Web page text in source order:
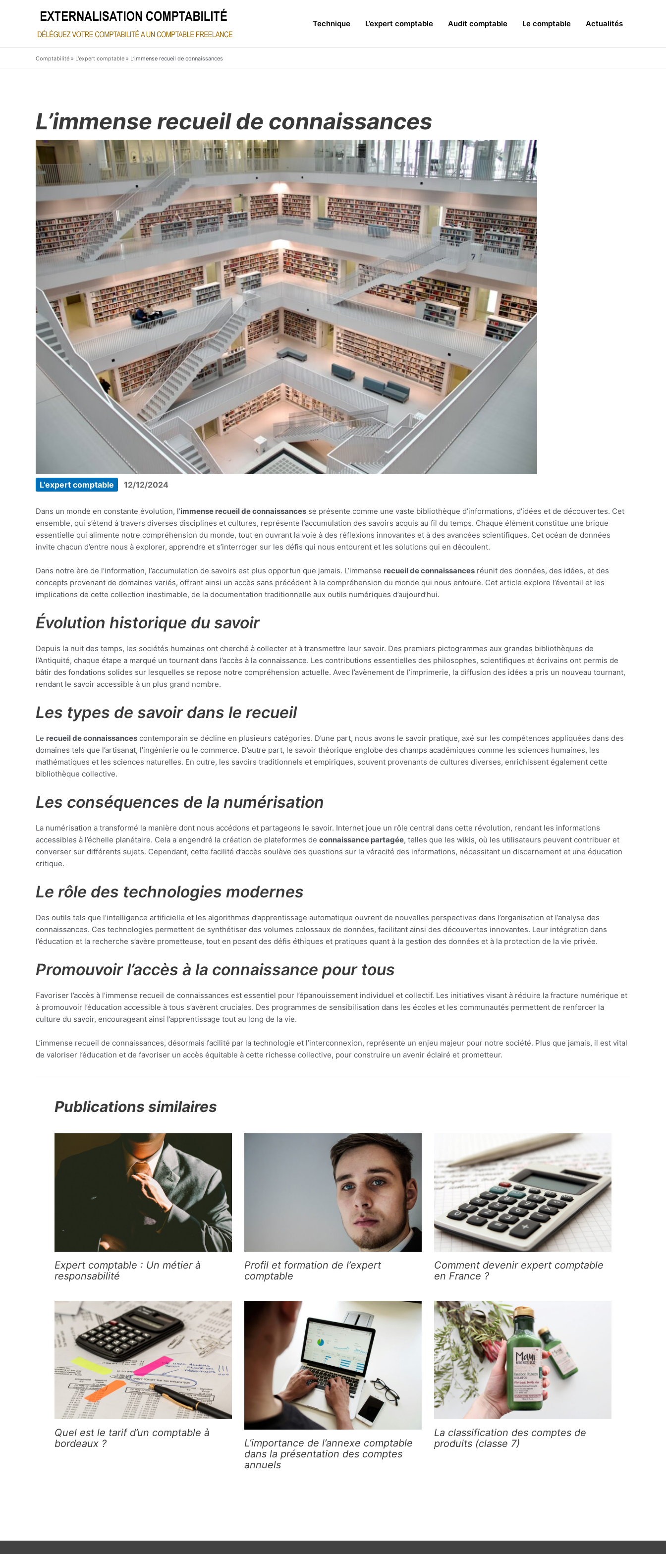
Technique L’expert comptable Audit comptable Le comptable Actualités
Comptabilité » L'expert comptable » L’immense recueil de connaissances
L’immense recueil de connaissances
L'expert comptable 12/12/2024
Dans un monde en constante évolution, l’immense recueil de connaissances se présente comme une vaste bibliothèque d’informations, d’idées et de découvertes. Cet
ensemble, qui s’étend à travers diverses disciplines et cultures, représente l’accumulation des savoirs acquis au fil du temps. Chaque élément constitue une brique
essentielle qui alimente notre compréhension du monde, tout en ouvrant la voie à des réflexions innovantes et à des avancées scientifiques. Cet océan de données
invite chacun d’entre nous à explorer, apprendre et s’interroger sur les défis qui nous entourent et les solutions qui en découlent.
Dans notre ère de l’information, l’accumulation de savoirs est plus opportun que jamais. L’immense recueil de connaissances réunit des données, des idées, et des
concepts provenant de domaines variés, offrant ainsi un accès sans précédent à la compréhension du monde qui nous entoure. Cet article explore l’éventail et les
implications de cette collection inestimable, de la documentation traditionnelle aux outils numériques d’aujourd’hui.
Évolution historique du savoir
Depuis la nuit des temps, les sociétés humaines ont cherché à collecter et à transmettre leur savoir. Des premiers pictogrammes aux grandes bibliothèques de
l’Antiquité, chaque étape a marqué un tournant dans l’accès à la connaissance. Les contributions essentielles des philosophes, scientifiques et écrivains ont permis de
bâtir des fondations solides sur lesquelles se repose notre compréhension actuelle. Avec l’avènement de l’imprimerie, la diffusion des idées a pris un nouveau tournant,
rendant le savoir accessible à un plus grand nombre.
Les types de savoir dans le recueil
Le recueil de connaissances contemporain se décline en plusieurs catégories. D’une part, nous avons le savoir pratique, axé sur les compétences appliquées dans des
domaines tels que l’artisanat, l’ingénierie ou le commerce. D’autre part, le savoir théorique englobe des champs académiques comme les sciences humaines, les
mathématiques et les sciences naturelles. En outre, les savoirs traditionnels et empiriques, souvent provenants de cultures diverses, enrichissent également cette
bibliothèque collective.
Les conséquences de la numérisation
La numérisation a transformé la manière dont nous accédons et partageons le savoir. Internet joue un rôle central dans cette révolution, rendant les informations
accessibles à l’échelle planétaire. Cela a engendré la création de plateformes de connaissance partagée, telles que les wikis, où les utilisateurs peuvent contribuer et
converser sur différents sujets. Cependant, cette facilité d’accès soulève des questions sur la véracité des informations, nécessitant un discernement et une éducation
critique.
Le rôle des technologies modernes
Des outils tels que l’intelligence artificielle et les algorithmes d’apprentissage automatique ouvrent de nouvelles perspectives dans l’organisation et l’analyse des
connaissances. Ces technologies permettent de synthétiser des volumes colossaux de données, facilitant ainsi des découvertes innovantes. Leur intégration dans
l’éducation et la recherche s’avère prometteuse, tout en posant des défis éthiques et pratiques quant à la gestion des données et à la protection de la vie privée.
Promouvoir l’accès à la connaissance pour tous
Favoriser l’accès à l’immense recueil de connaissances est essentiel pour l’épanouissement individuel et collectif. Les initiatives visant à réduire la fracture numérique et
à promouvoir l’éducation accessible à tous s’avèrent cruciales. Des programmes de sensibilisation dans les écoles et les communautés permettent de renforcer la
culture du savoir, encourageant ainsi l’apprentissage tout au long de la vie.
L’immense recueil de connaissances, désormais facilité par la technologie et l’interconnexion, représente un enjeu majeur pour notre société. Plus que jamais, il est vital
de valoriser l’éducation et de favoriser un accès équitable à cette richesse collective, pour construire un avenir éclairé et prometteur.
Publications similaires
Expert comptable : Un métier à
responsabilité
Profil et formation de l’expert
comptable
Comment devenir expert comptable
en France ?
Quel est le tarif d’un comptable à
bordeaux ?
L’importance de l’annexe comptable
dans la présentation des comptes
annuels
La classification des comptes de
produits (classe 7)